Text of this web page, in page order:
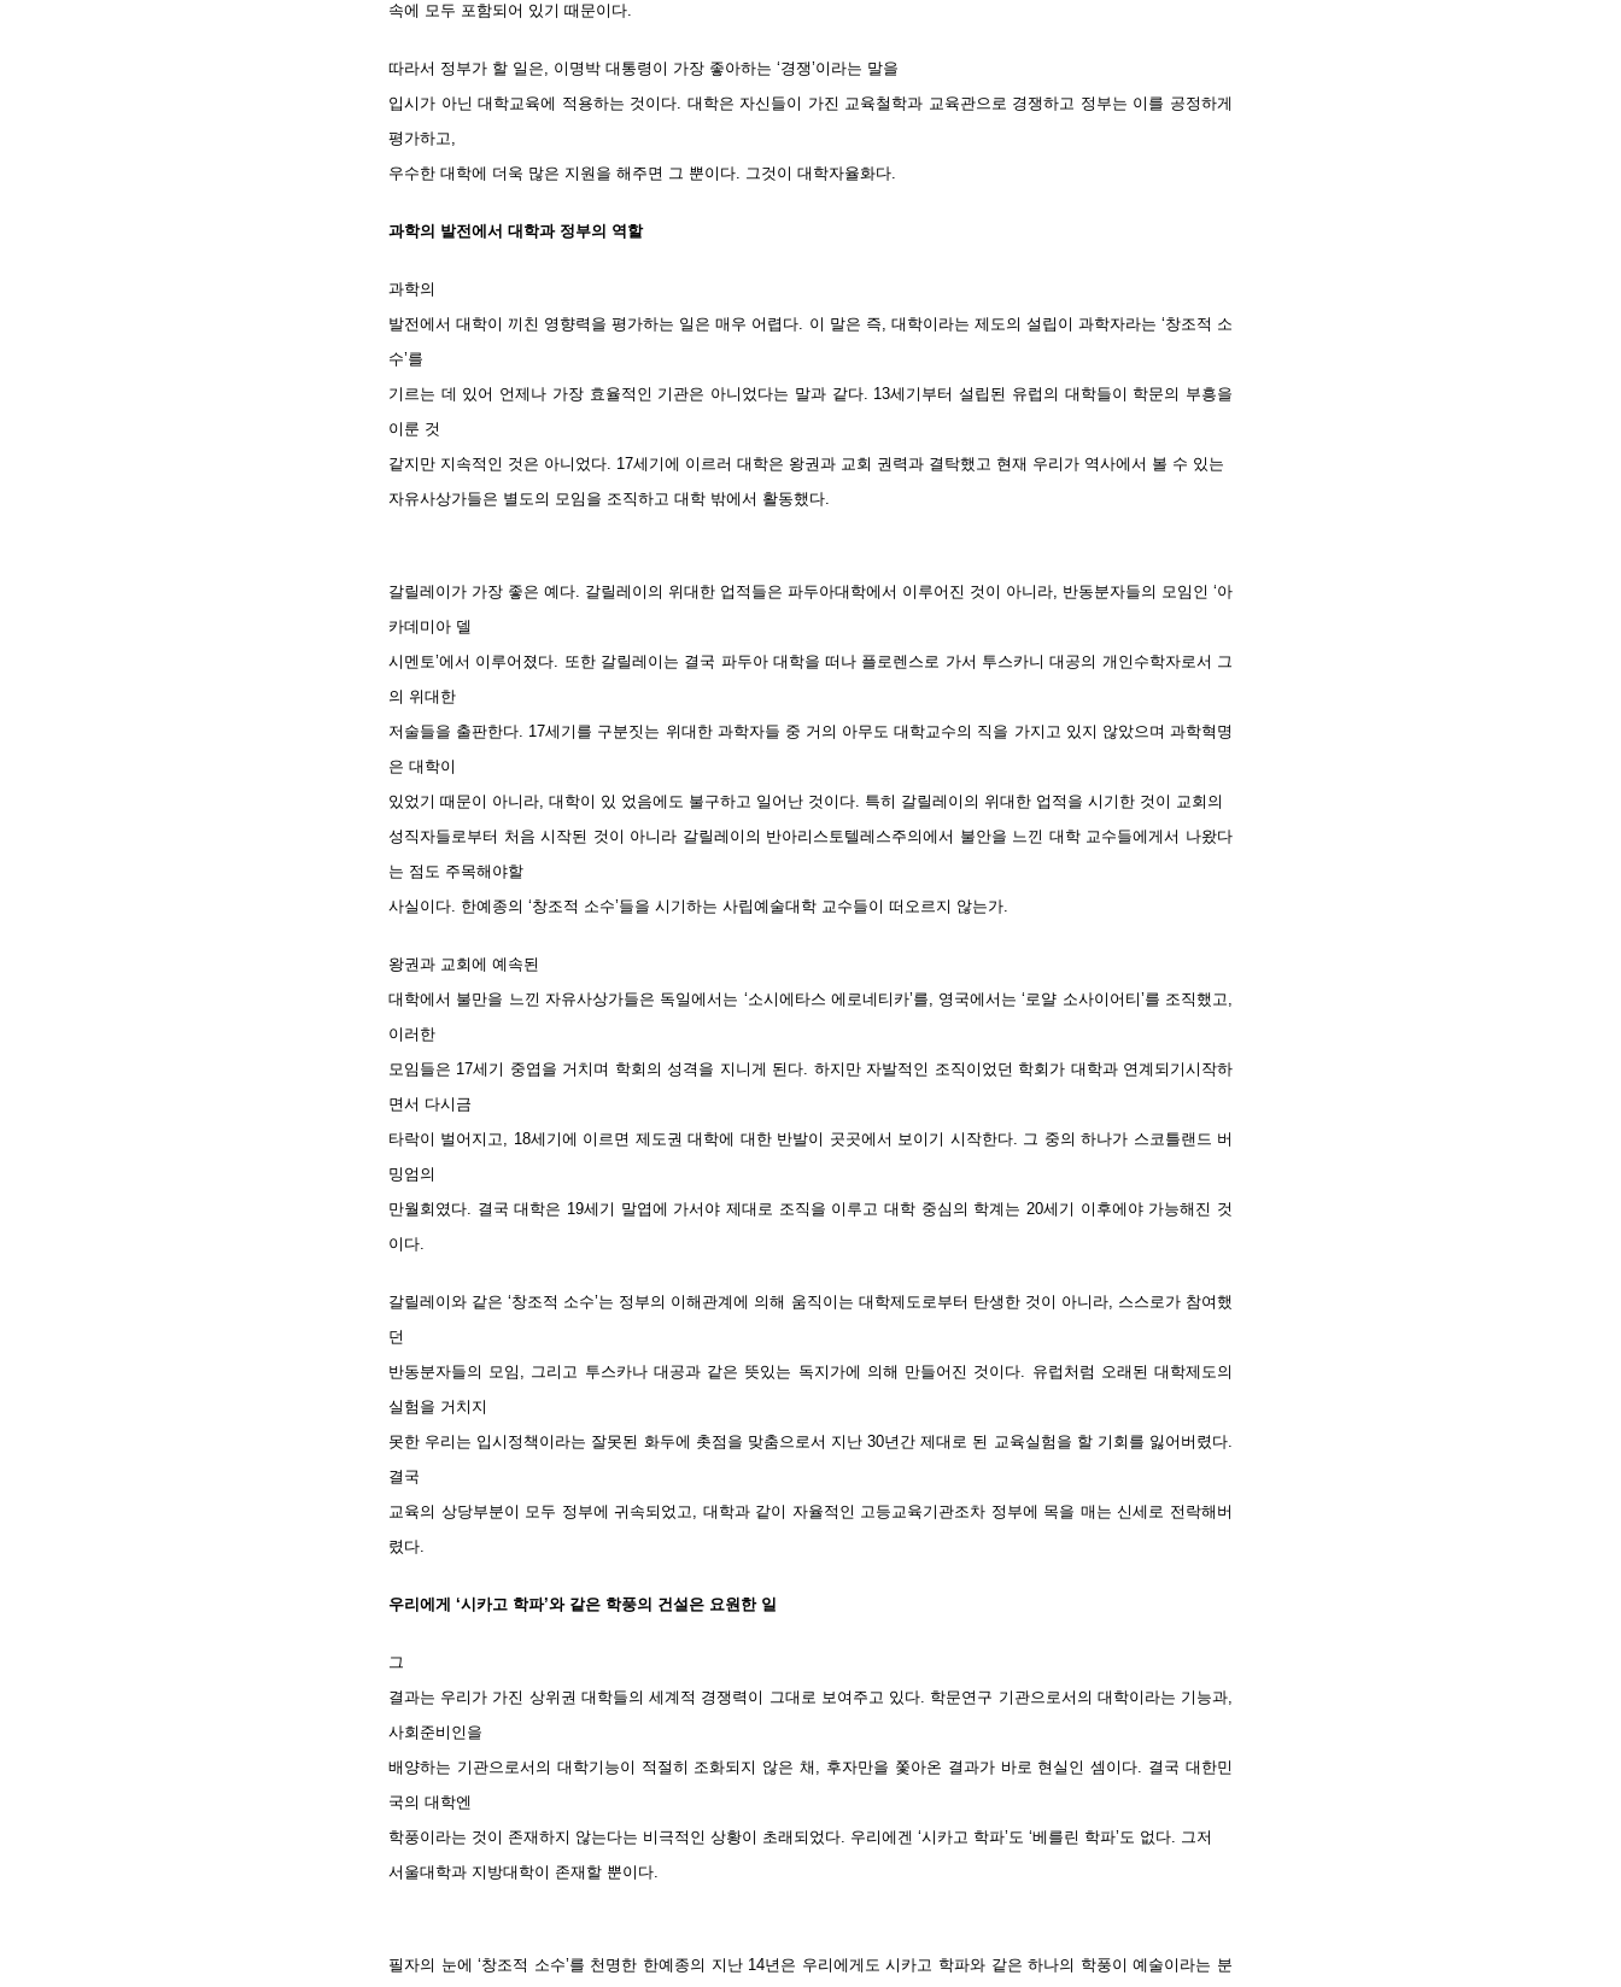
속에 모두 포함되어 있기 때문이다.
따라서 정부가 할 일은, 이명박 대통령이 가장 좋아하는 ‘경쟁’이라는 말을
입시가 아닌 대학교육에 적용하는 것이다. 대학은 자신들이 가진 교육철학과 교육관으로 경쟁하고 정부는 이를 공정하게
평가하고,
우수한 대학에 더욱 많은 지원을 해주면 그 뿐이다. 그것이 대학자율화다.
과학의 발전에서 대학과 정부의 역할
과학의
발전에서 대학이 끼친 영향력을 평가하는 일은 매우 어렵다. 이 말은 즉, 대학이라는 제도의 설립이 과학자라는 ‘창조적 소
수’를
기르는 데 있어 언제나 가장 효율적인 기관은 아니었다는 말과 같다. 13세기부터 설립된 유럽의 대학들이 학문의 부흥을
이룬 것
같지만 지속적인 것은 아니었다. 17세기에 이르러 대학은 왕권과 교회 권력과 결탁했고 현재 우리가 역사에서 볼 수 있는
자유사상가들은 별도의 모임을 조직하고 대학 밖에서 활동했다.
갈릴레이가 가장 좋은 예다. 갈릴레이의 위대한 업적들은 파두아대학에서 이루어진 것이 아니라, 반동분자들의 모임인 ‘아
카데미아 델
시멘토’에서 이루어졌다. 또한 갈릴레이는 결국 파두아 대학을 떠나 플로렌스로 가서 투스카니 대공의 개인수학자로서 그
의 위대한
저술들을 출판한다. 17세기를 구분짓는 위대한 과학자들 중 거의 아무도 대학교수의 직을 가지고 있지 않았으며 과학혁명
은 대학이
있었기 때문이 아니라, 대학이 있 었음에도 불구하고 일어난 것이다. 특히 갈릴레이의 위대한 업적을 시기한 것이 교회의
성직자들로부터 처음 시작된 것이 아니라 갈릴레이의 반아리스토텔레스주의에서 불안을 느낀 대학 교수들에게서 나왔다
는 점도 주목해야할
사실이다. 한예종의 ‘창조적 소수’들을 시기하는 사립예술대학 교수들이 떠오르지 않는가.
왕권과 교회에 예속된
대학에서 불만을 느낀 자유사상가들은 독일에서는 ‘소시에타스 에로네티카’를, 영국에서는 ‘로얄 소사이어티’를 조직했고,
이러한
모임들은 17세기 중엽을 거치며 학회의 성격을 지니게 된다. 하지만 자발적인 조직이었던 학회가 대학과 연계되기시작하
면서 다시금
타락이 벌어지고, 18세기에 이르면 제도권 대학에 대한 반발이 곳곳에서 보이기 시작한다. 그 중의 하나가 스코틀랜드 버
밍엄의
만월회였다. 결국 대학은 19세기 말엽에 가서야 제대로 조직을 이루고 대학 중심의 학계는 20세기 이후에야 가능해진 것
이다.
갈릴레이와 같은 ‘창조적 소수’는 정부의 이해관계에 의해 움직이는 대학제도로부터 탄생한 것이 아니라, 스스로가 참여했
던
반동분자들의 모임, 그리고 투스카나 대공과 같은 뜻있는 독지가에 의해 만들어진 것이다. 유럽처럼 오래된 대학제도의
실험을 거치지
못한 우리는 입시정책이라는 잘못된 화두에 촛점을 맞춤으로서 지난 30년간 제대로 된 교육실험을 할 기회를 잃어버렸다.
결국
교육의 상당부분이 모두 정부에 귀속되었고, 대학과 같이 자율적인 고등교육기관조차 정부에 목을 매는 신세로 전락해버
렸다.
우리에게 ‘시카고 학파’와 같은 학풍의 건설은 요원한 일
그
결과는 우리가 가진 상위권 대학들의 세계적 경쟁력이 그대로 보여주고 있다. 학문연구 기관으로서의 대학이라는 기능과,
사회준비인을
배양하는 기관으로서의 대학기능이 적절히 조화되지 않은 채, 후자만을 쫓아온 결과가 바로 현실인 셈이다. 결국 대한민
국의 대학엔
학풍이라는 것이 존재하지 않는다는 비극적인 상황이 초래되었다. 우리에겐 ‘시카고 학파’도 ‘베를린 학파’도 없다. 그저
서울대학과 지방대학이 존재할 뿐이다.
필자의 눈에 ‘창조적 소수’를 천명한 한예종의 지난 14년은 우리에게도 시카고 학파와 같은 하나의 학풍이 예술이라는 분